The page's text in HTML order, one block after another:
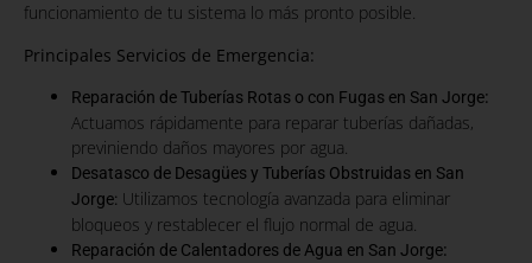
funcionamiento de tu sistema lo más pronto posible.
Principales Servicios de Emergencia:
Reparación de Tuberías Rotas o con Fugas en San Jorge:
Actuamos rápidamente para reparar tuberías dañadas,
previniendo daños mayores por agua.
Desatasco de Desagües y Tuberías Obstruidas en San
Jorge: Utilizamos tecnología avanzada para eliminar
bloqueos y restablecer el flujo normal de agua.
Reparación de Calentadores de Agua en San Jorge: